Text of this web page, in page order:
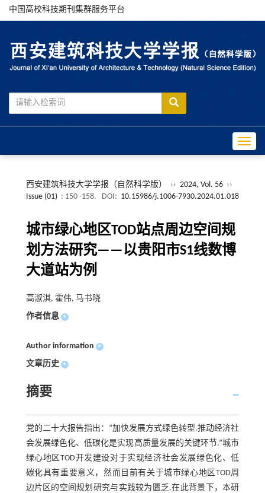
中国高校科技期刊集群服务平台
西安建筑科技大学学报（自然科学版） ›› 2024, Vol. 56 ››
Issue (01) : 150 -158. DOI: 10.15986/j.1006-7930.2024.01.018
城市绿心地区TOD站点周边空间规
划方法研究——以贵阳市S1线数博
大道站为例
高淑淇, 霍伟, 马书晓
作者信息 +
Author information +
文章历史 +
摘要
党的二十大报告指出：“加快发展方式绿色转型.推动经济社
会发展绿色化、低碳化是实现高质量发展的关键环节.”城市
绿心地区TOD开发建设对于实现经济社会发展绿色化、低
碳化具有重要意义，然而目前有关于城市绿心地区TOD周
边片区的空间规划研究与实践较为匮乏.在此背景下，本研